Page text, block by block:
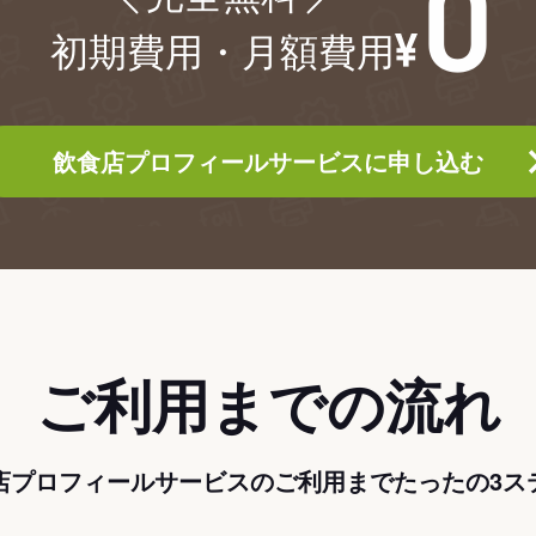
初期費用・月額費用
飲食店プロフィールサービスに申し込む
ご利用までの流れ
プロフィールサービスのご利用までたったの3ス